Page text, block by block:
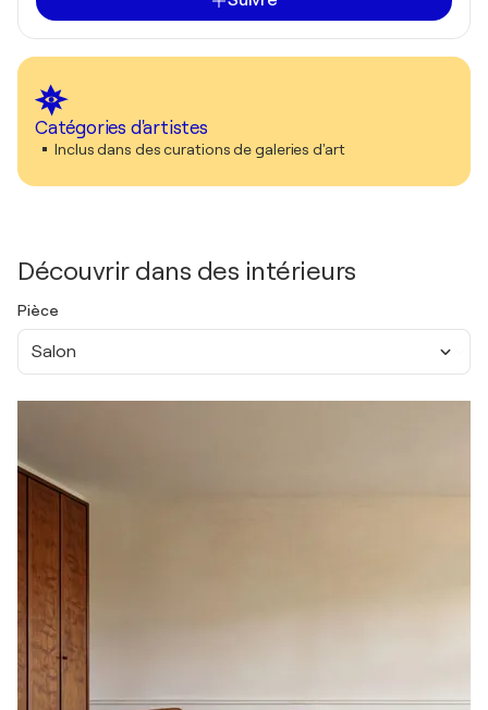
Catégories d'artistes
Inclus dans des curations de galeries d'art
Découvrir dans des intérieurs
Pièce
Salon